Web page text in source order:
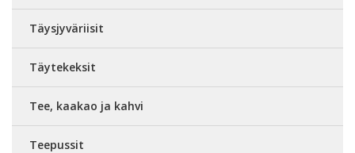
Täysjyväriisit
Täytekeksit
Tee, kaakao ja kahvi
Teepussit